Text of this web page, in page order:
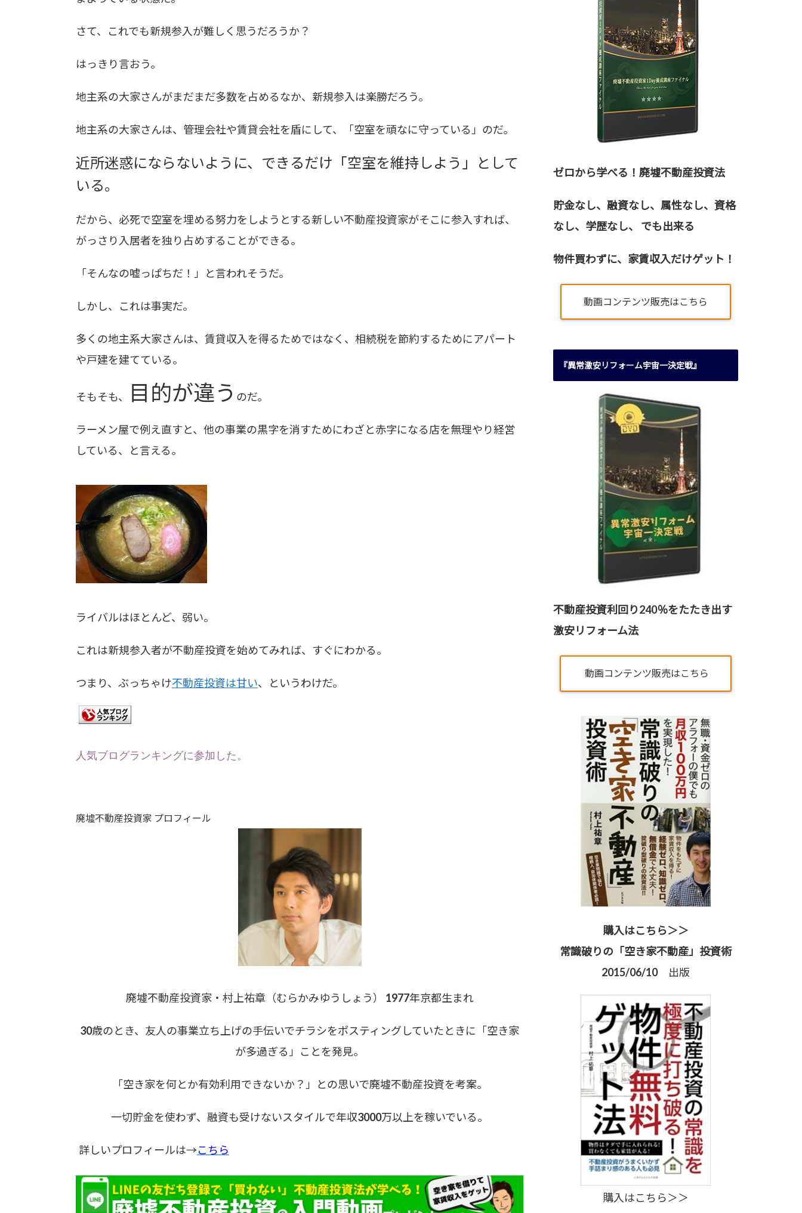
さて、これでも新規参入が難しく思うだろうか？
はっきり言おう。
地主系の大家さんがまだまだ多数を占めるなか、新規参入は楽勝だろう。
地主系の大家さんは、管理会社や賃貸会社を盾にして、「空室を頑なに守っている」のだ。
近所迷惑にならないように、できるだけ「空室を維持しよう」として
いる。
だから、必死で空室を埋める努力をしようとする新しい不動産投資家がそこに参入すれば、
がっさり入居者を独り占めすることができる。
「そんなの嘘っぱちだ！」と言われそうだ。
しかし、これは事実だ。
多くの地主系大家さんは、賃貸収入を得るためではなく、相続税を節約するためにアパート
や戸建を建てている。
そもそも、 目的が違う のだ。
ラーメン屋で例え直すと、他の事業の黒字を消すためにわざと赤字になる店を無理やり経営
している、と言える。
ライバルはほとんど、弱い。
これは新規参入者が不動産投資を始めてみれば、すぐにわかる。
つまり、ぶっちゃけ不動産投資は甘い、というわけだ。
人気ブログランキングに参加した。
廃墟不動産投資家 プロフィール
廃墟不動産投資家・村上祐章（むらかみゆうしょう） 1977年京都生まれ
30歳のとき、友人の事業立ち上げの手伝いでチラシをポスティングしていたときに「空き家
が多過ぎる」ことを発見。
「空き家を何とか有効利用できないか？」との思いで廃墟不動産投資を考案。
一切貯金を使わず、融資も受けないスタイルで年収3000万以上を稼いでいる。
詳しいプロフィールは→こちら
ゼロから学べる！廃墟不動産投資法
貯金なし、融資なし、属性なし、資格
なし、 学歴なし、 でも出来る
物件買わずに、家賃収入だけゲット！
動画コンテンツ販売はこちら
『異常激安リフォーム宇宙一決定戦』
不動産投資利回り240％をたたき出す
激安リフォーム法
動画コンテンツ販売はこちら
購入はこちら＞＞
常識破りの「空き家不動産」投資術
2015/06/10 出版
購入はこちら＞＞